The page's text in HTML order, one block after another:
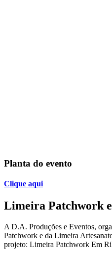
Planta do evento
Clique aqui
Limeira Patchwork
A D.A. Produções e Eventos,
Patchwork e da Limeira
projeto: Limeira Patchwork Em